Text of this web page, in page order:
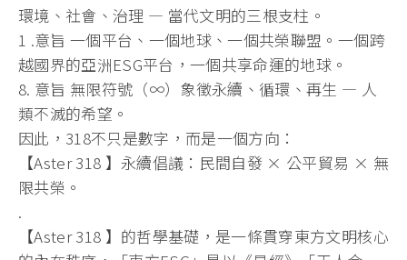
環境、社會、治理 — 當代文明的三根支柱。
1 .意旨 一個平台、一個地球、一個共榮聯盟。 一個跨
越國界的亞洲ESG平台，一個共享命運的地球。
8. 意旨 無限符號（∞）象徵永續、循環、再生 — 人
類不滅的希望。
因此，318不只是數字，而是一個方向：
【Aster 318 】永續倡議：民間自發 × 公平貿易 × 無
限共榮。
.
【Aster 318 】的哲學基礎，是一條貫穿東方文明核心